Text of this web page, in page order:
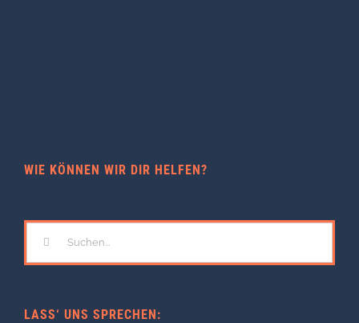
WIE KÖNNEN WIR DIR HELFEN?
nach:
LASS‘ UNS SPRECHEN: